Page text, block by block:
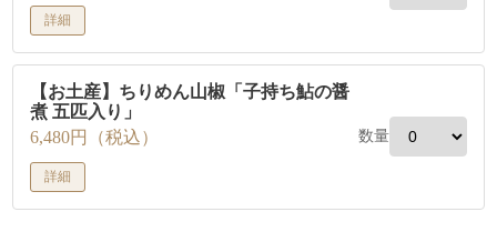
詳細
【お土産】ちりめん山椒「子持ち鮎の醤
煮 五匹入り」
6,480円（税込）
詳細
数量